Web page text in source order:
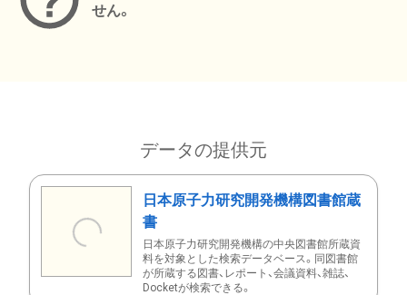
せん。
データの提供元
日本原子力研究開発機構図書館蔵
書
日本原子力研究開発機構の中央図書館所蔵資
料を対象とした検索データベース。同図書館
が所蔵する図書、レポート、会議資料、雑誌、
Docketが検索できる。